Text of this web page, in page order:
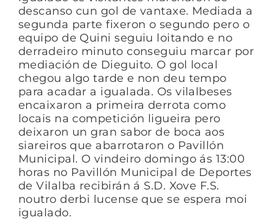
descanso cun gol de vantaxe. Mediada a
segunda parte fixeron o segundo pero o
equipo de Quini seguiu loitando e no
derradeiro minuto conseguiu marcar por
mediación de Dieguito. O gol local
chegou algo tarde e non deu tempo
para acadar a igualada. Os vilalbeses
encaixaron a primeira derrota como
locais na competición ligueira pero
deixaron un gran sabor de boca aos
siareiros que abarrotaron o Pavillón
Municipal. O vindeiro domingo ás 13:00
horas no Pavillón Municipal de Deportes
de Vilalba recibirán á S.D. Xove F.S.
noutro derbi lucense que se espera moi
igualado.